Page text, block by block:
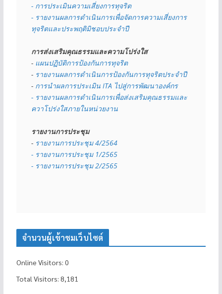
- การประเมินความเสี่ยงการทุจริต
- รายงานผลการดำเนินการเพื่อจัดการความเสี่ยงการ
ทุจริตและประพฤติมิชอบประจำปี
การส่งเสริมคุณธรรมและความโปร่งใส
- แผนปฏิบัติการป้องกันการทุจริต
- รายงานผลการดำเนินการป้องกันการทุจริตประจำปี
- การนำผลการประเมิน ITA ไปสู่การพัฒนาองค์กร
- รายงานผลการดำเนินการเพื่อส่งเสริมคุณธรรมและ
ควาโปร่งใสภายในหน่วยงาน
รายงานการประชุม
- รายงานการประชุม 4/2564
- รายงานการประชุม 1/2565
- รายงานการประชุม 2/2565
จำนวนผู้เข้าชมเว็บไซต์
Online Visitors: 0
Total Visitors: 8,181